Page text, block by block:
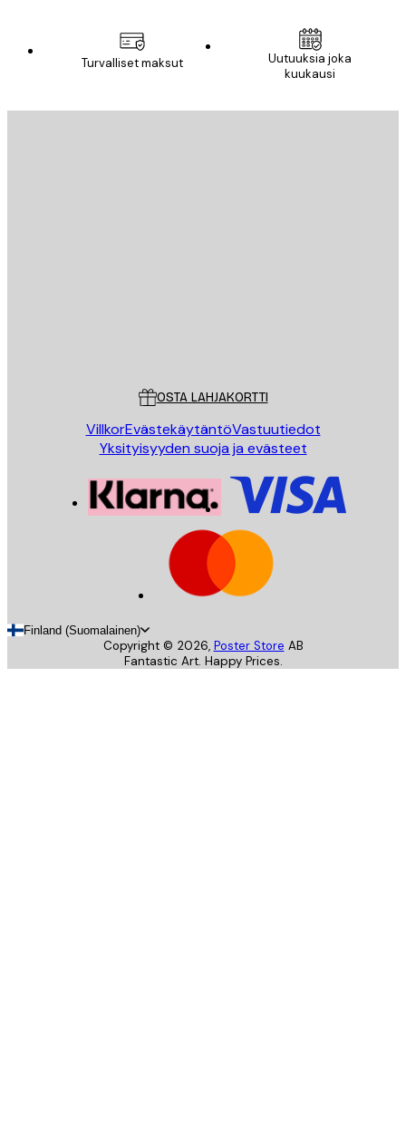
Turvalliset maksut
Uutuuksia joka
kuukausi
OSTA LAHJAKORTTI
VillkorEvästekäytäntöVastuutiedot
Yksityisyyden suoja ja evästeet
Finland (Suomalainen)
Copyright © 2026, Poster Store AB
Fantastic Art. Happy Prices.